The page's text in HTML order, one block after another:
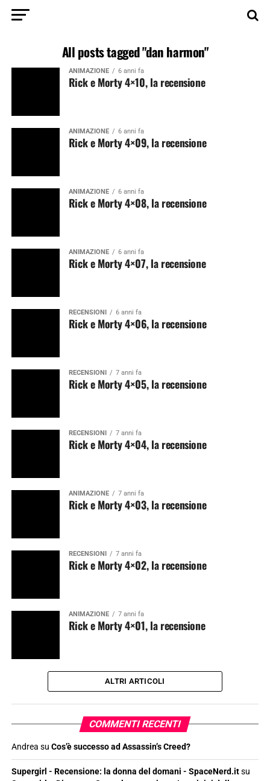
All posts tagged "dan harmon"
ANIMAZIONE 6 anni fa
Rick e Morty 4×10, la recensione
ANIMAZIONE 6 anni fa
Rick e Morty 4×09, la recensione
ANIMAZIONE 6 anni fa
Rick e Morty 4×08, la recensione
ANIMAZIONE 6 anni fa
Rick e Morty 4×07, la recensione
RECENSIONI 6 anni fa
Rick e Morty 4×06, la recensione
RECENSIONI 7 anni fa
Rick e Morty 4×05, la recensione
RECENSIONI 7 anni fa
Rick e Morty 4×04, la recensione
ANIMAZIONE 7 anni fa
Rick e Morty 4×03, la recensione
RECENSIONI 7 anni fa
Rick e Morty 4×02, la recensione
ANIMAZIONE 7 anni fa
Rick e Morty 4×01, la recensione
ALTRI ARTICOLI
COMMENTI RECENTI
Andrea su Cos’è successo ad Assassin’s Creed?
Supergirl - Recensione: la donna del domani - SpaceNerd.itsu